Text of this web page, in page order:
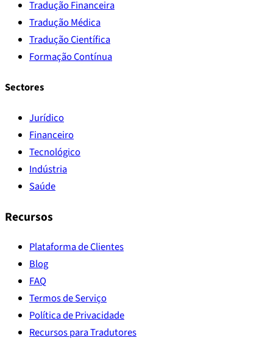
Tradução Financeira
Tradução Médica
Tradução Científica
Formação Contínua
Sectores
Jurídico
Financeiro
Tecnológico
Indústria
Saúde
Recursos
Plataforma de Clientes
Blog
FAQ
Termos de Serviço
Política de Privacidade
Recursos para Tradutores